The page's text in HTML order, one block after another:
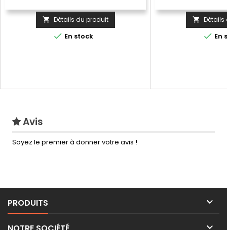
 Détails du produit
 En stock
 Détails
 En
Avis
Soyez le premier à donner votre avis !
PRODUITS 
